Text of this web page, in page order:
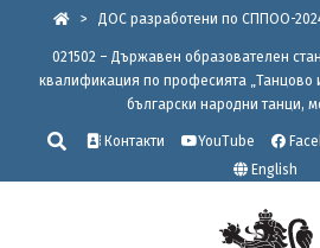
content
> ДОС разработени по СППОО-
021502 – Държавен образователен
квалификация по професията „Танцово
български народни танци,
Търсене
Контакти YouTube
English